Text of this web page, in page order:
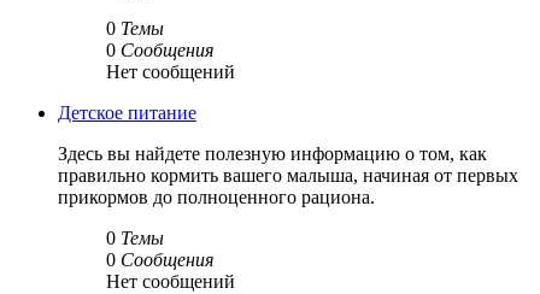
0 Темы
0 Сообщения
Нет сообщений
Детское питание
Здесь вы найдете полезную информацию о том, как
правильно кормить вашего малыша, начиная от первых
прикормов до полноценного рациона.
0 Темы
0 Сообщения
Нет сообщений